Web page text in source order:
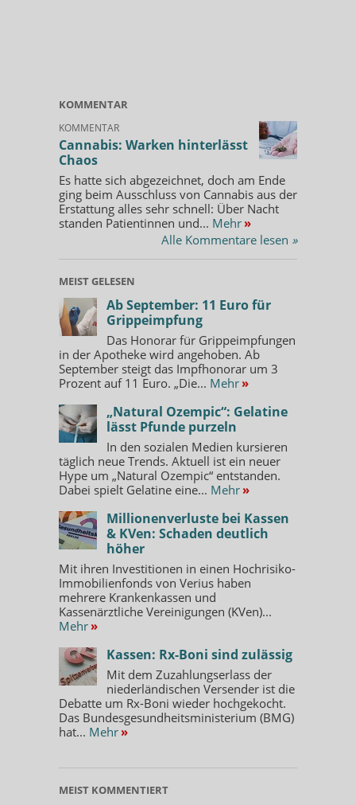
KOMMENTAR
KOMMENTAR
Cannabis: Warken hinterlässt
Chaos
Es hatte sich abgezeichnet, doch am Ende
ging beim Ausschluss von Cannabis aus der
Erstattung alles sehr schnell: Über Nacht
standen Patientinnen und... Mehr »
Alle Kommentare lesen »
MEIST GELESEN
Ab September: 11 Euro für
Grippeimpfung
Das Honorar für Grippeimpfungen
in der Apotheke wird angehoben. Ab
September steigt das Impfhonorar um 3
Prozent auf 11 Euro. „Die... Mehr »
„Natural Ozempic“: Gelatine
lässt Pfunde purzeln
In den sozialen Medien kursieren
täglich neue Trends. Aktuell ist ein neuer
Hype um „Natural Ozempic“ entstanden.
Dabei spielt Gelatine eine... Mehr »
Millionenverluste bei Kassen
& KVen: Schaden deutlich
höher
Mit ihren Investitionen in einen Hochrisiko-
Immobilienfonds von Verius haben
mehrere Krankenkassen und
Kassenärztliche Vereinigungen (KVen)...
Mehr »
Kassen: Rx-Boni sind zulässig
Mit dem Zuzahlungserlass der
niederländischen Versender ist die
Debatte um Rx-Boni wieder hochgekocht.
Das Bundesgesundheitsministerium (BMG)
hat... Mehr »
MEIST KOMMENTIERT